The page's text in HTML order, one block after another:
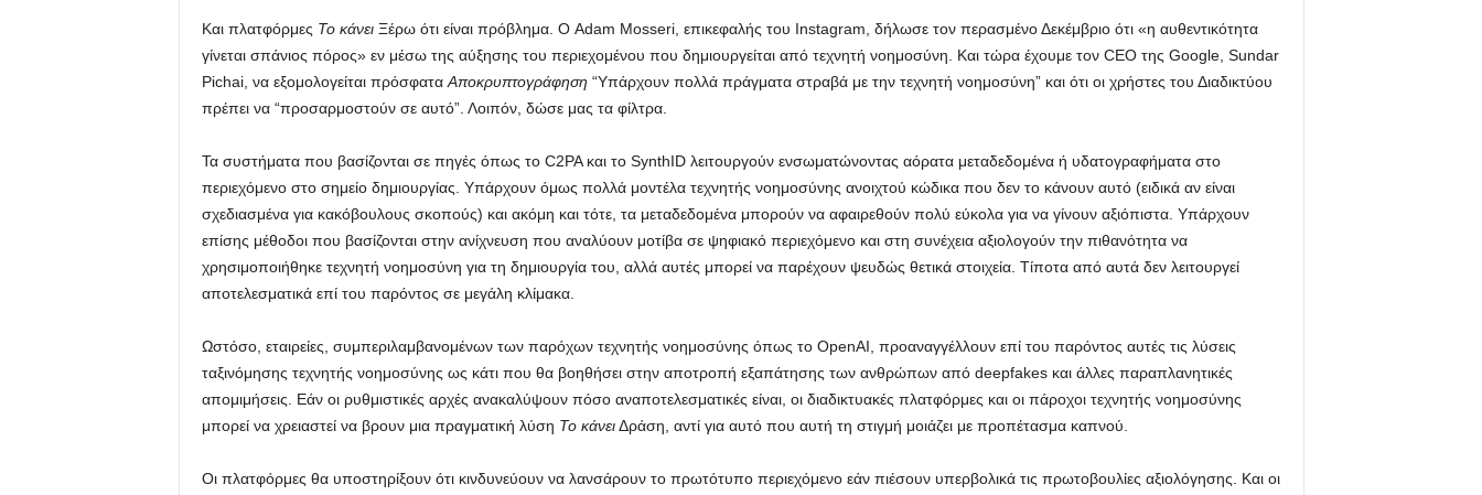
Και πλατφόρμες Το κάνειΞέρω ότι είναι πρόβλημα. Ο Adam Mosseri, επικεφαλής του Instagram, δήλωσε τον περασμένο Δεκέμβριο ότι «η αυθεντικότητα
γίνεται σπάνιος πόρος» εν μέσω της αύξησης του περιεχομένου που δημιουργείται από τεχνητή νοημοσύνη. Και τώρα έχουμε τον CEO της Google, Sundar
Pichai, να εξομολογείται πρόσφατα Αποκρυπτογράφηση “Υπάρχουν πολλά πράγματα στραβά με την τεχνητή νοημοσύνη” και ότι οι χρήστες του Διαδικτύου
πρέπει να “προσαρμοστούν σε αυτό”. Λοιπόν, δώσε μας τα φίλτρα.
Τα συστήματα που βασίζονται σε πηγές όπως το C2PA και το SynthID λειτουργούν ενσωματώνοντας αόρατα μεταδεδομένα ή υδατογραφήματα στο
περιεχόμενο στο σημείο δημιουργίας. Υπάρχουν όμως πολλά μοντέλα τεχνητής νοημοσύνης ανοιχτού κώδικα που δεν το κάνουν αυτό (ειδικά αν είναι
σχεδιασμένα για κακόβουλους σκοπούς) και ακόμη και τότε, τα μεταδεδομένα μπορούν να αφαιρεθούν πολύ εύκολα για να γίνουν αξιόπιστα. Υπάρχουν
επίσης μέθοδοι που βασίζονται στην ανίχνευση που αναλύουν μοτίβα σε ψηφιακό περιεχόμενο και στη συνέχεια αξιολογούν την πιθανότητα να
χρησιμοποιήθηκε τεχνητή νοημοσύνη για τη δημιουργία του, αλλά αυτές μπορεί να παρέχουν ψευδώς θετικά στοιχεία. Τίποτα από αυτά δεν λειτουργεί
αποτελεσματικά επί του παρόντος σε μεγάλη κλίμακα.
Ωστόσο, εταιρείες, συμπεριλαμβανομένων των παρόχων τεχνητής νοημοσύνης όπως το OpenAI, προαναγγέλλουν επί του παρόντος αυτές τις λύσεις
ταξινόμησης τεχνητής νοημοσύνης ως κάτι που θα βοηθήσει στην αποτροπή εξαπάτησης των ανθρώπων από deepfakes και άλλες παραπλανητικές
απομιμήσεις. Εάν οι ρυθμιστικές αρχές ανακαλύψουν πόσο αναποτελεσματικές είναι, οι διαδικτυακές πλατφόρμες και οι πάροχοι τεχνητής νοημοσύνης
μπορεί να χρειαστεί να βρουν μια πραγματική λύση Το κάνειΔράση, αντί για αυτό που αυτή τη στιγμή μοιάζει με προπέτασμα καπνού.
Οι πλατφόρμες θα υποστηρίξουν ότι κινδυνεύουν να λανσάρουν το πρωτότυπο περιεχόμενο εάν πιέσουν υπερβολικά τις πρωτοβουλίες αξιολόγησης. Και οι